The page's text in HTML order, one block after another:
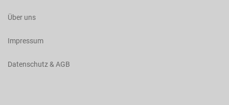
Über uns
Impressum
Datenschutz & AGB